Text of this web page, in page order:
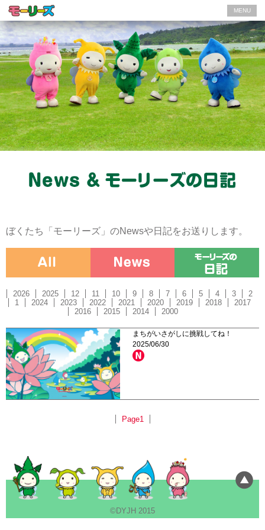
MENU
ぼくたち「モーリーズ」のNewsや日記をお送りします。
2026 2025 12 11 10 9 8 7 6 5 4 3
2
1
2024 2023 2022 2021 2020 2019 2018
2017
2016
2015 2014 2000
まちがいさがしに挑戦してね！
2025/06/30
Page1
©DYJH 2015